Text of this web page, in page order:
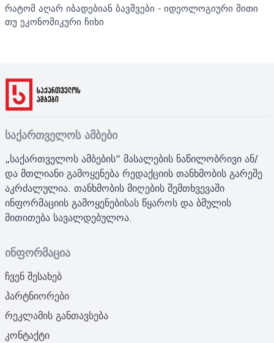
რატომ აღარ იბადებიან ბავშვები - იდეოლოგიური მითი
თუ ეკონომიკური ჩიხი
საქართველოს ამბები
„საქართველოს ამბების“ მასალების ნაწილობრივი ან/
და მთლიანი გამოყენება რედაქციის თანხმობის გარეშე
აკრძალულია. თანხმობის მიღების შემთხვევაში
ინფორმაციის გამოყენებისას წყაროს და ბმულის
მითითება სავალდებულოა.
ინფორმაცია
ჩვენ შესახებ
პარტნიორები
რეკლამის განთავსება
კონტაქტი